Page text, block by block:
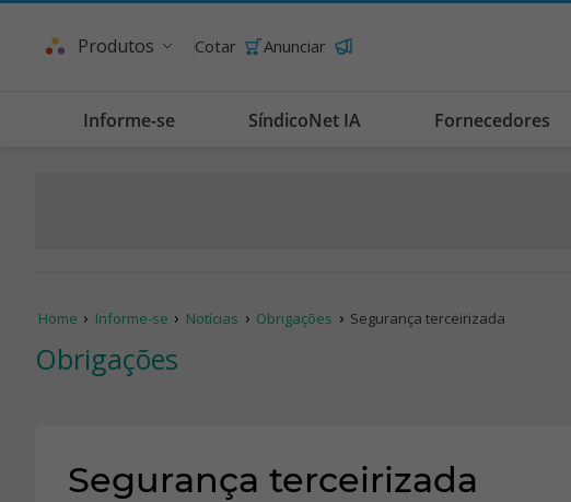
Produtos Cotar Anunciar
Informe-se SíndicoNet IA Fornecedores
Home Informe-se Notícias Obrigações Segurança terceirizada
Obrigações
Segurança terceirizada